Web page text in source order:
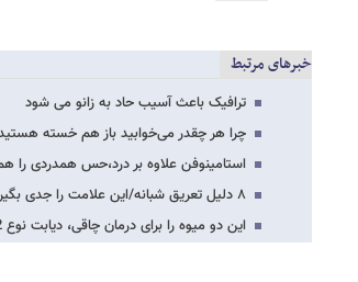
خبرهای مرتبط
ترافیک باعث آسیب حاد به زانو می شود
چرا هر چقدر می‌خوابید باز هم خسته
استامینوفن علاوه بر درد،حس همدردی را
۸ دلیل تعریق شبانه/این علامت را جدی بگیرید
این دو میوه را برای درمان چاقی، دیابت نوع 2 و بیماری‌های قلبی ترکیب کنید